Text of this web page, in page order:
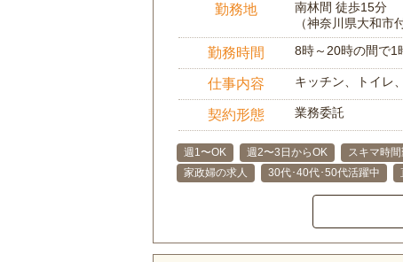
勤務地
南林間 徒歩15分
（神奈川県大和市
勤務時間 8時～20時の間で1
仕事内容 キッチン、トイレ
契約形態 業務委託
週1〜OK 週2〜3日からOK スキマ時
家政婦の求人
30代･40代･50代活躍中